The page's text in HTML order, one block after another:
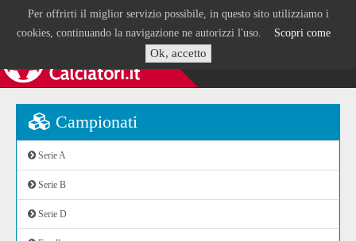
Per offrirti il miglior servizio possibile, in questo sito utilizziamo i
cookies, continuando la navigazione ne autorizzi l'uso. Scopri come
Ok, accetto
Campionati
Serie A
Serie B
Serie D